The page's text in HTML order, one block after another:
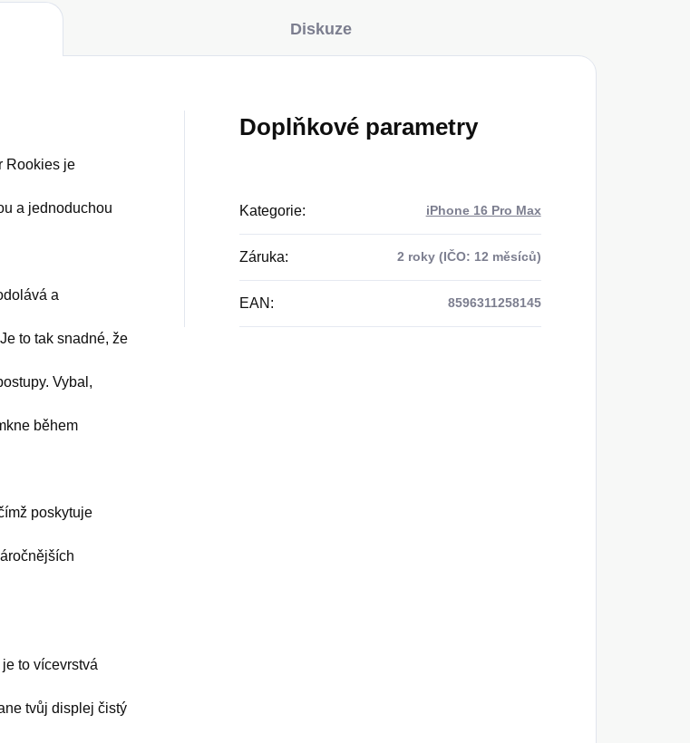
Diskuze
Rookies je
a jednoduchou
a
to tak snadné, že
Vybal,
během
poskytuje
to vícevrstvá
tvůj displej čistý
Doplňkové parametry
Kategorie: iPhone 16 Pro Max
Záruka: 2 roky (IČO: 12 měsíců)
EAN : 8596311258145